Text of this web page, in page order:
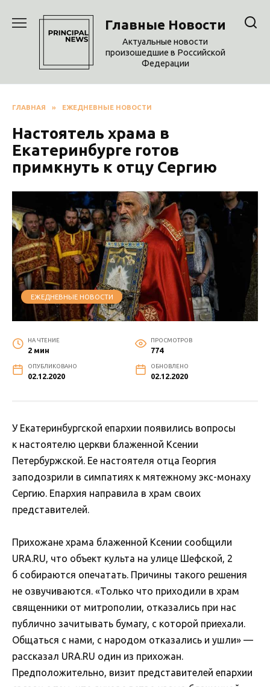
содержанию
Главные Новости
Актуальные новости
произошедшие в Российской
Федерации
ГЛАВНАЯ » ЕЖЕДНЕВНЫЕ НОВОСТИ
Настоятель храма в
Екатеринбурге готов
примкнуть к отцу Сергию
ЕЖЕДНЕВНЫЕ НОВОСТИ
НА ЧТЕНИЕ
2 мин
ПРОСМОТРОВ
774
ОПУБЛИКОВАНО
02.12.2020
ОБНОВЛЕНО
02.12.2020
У Екатеринбургской епархии появились вопросы
к настоятелю церкви блаженной Ксении
Петербуржской. Ее настоятеля отца Георгия
заподозрили в симпатиях к мятежному экс-монаху
Сергию. Епархия направила в храм своих
представителей.
Прихожане храма блаженной Ксении сообщили
URA.RU, что объект культа на улице Шефской, 2
б собираются опечатать. Причины такого решения
не озвучиваются. «Только что приходили в храм
священники от митрополии, отказались при нас
публично зачитывать бумагу, с которой приехали.
Общаться с нами, с народом отказались и ушли» —
рассказал URA.RU один из прихожан.
Предположительно, визит представителей епархии